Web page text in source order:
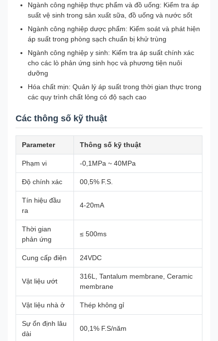
Ngành công nghiệp thực phẩm và đồ uống: Kiểm tra áp
suất vệ sinh trong sản xuất sữa, đồ uống và nước sốt
Ngành công nghiệp dược phẩm: Kiểm soát và phát hiện
áp suất trong phòng sạch chuẩn bị khử trùng
Ngành công nghiệp y sinh: Kiểm tra áp suất chính xác
cho các lò phản ứng sinh học và phương tiện nuôi
dưỡng
Hóa chất mịn: Quản lý áp suất trong thời gian thực trong
các quy trình chất lỏng có độ sạch cao
Các thông số kỹ thuật
Parameter Thông số kỹ thuật
Phạm vi -0,1MPa ~ 40MPa
Độ chính xác 00,5% F.S.
Tín hiệu đầu
ra
4-20mA
Thời gian
phản ứng
≤ 500ms
Cung cấp điện 24VDC
Vật liệu ướt
316L, Tantalum membrane, Ceramic
membrane
Vật liệu nhà ở Thép không gỉ
Sự ổn định lâu
dài
00,1% F.S/năm